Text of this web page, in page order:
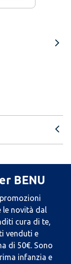
BENU
le novità dal
cura di te,
venduti e
di 50€. Sono
infanzia e